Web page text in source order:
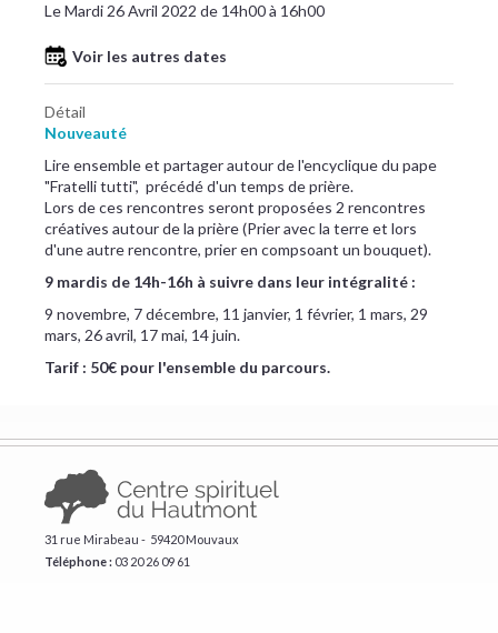
Le Mardi 26 Avril 2022 de 14h00 à 16h00
Voir les autres dates
Détail
Nouveauté
Lire ensemble et partager autour de l'encyclique du pape
"Fratelli tutti", précédé d'un temps de prière.
Lors de ces rencontres seront proposées 2 rencontres
créatives autour de la prière (Prier avec la terre et lors
d'une autre rencontre, prier en compsoant un bouquet).
9 mardis de 14h-16h à suivre dans leur intégralité :
9 novembre, 7 décembre, 11 janvier, 1 février, 1 mars, 29
mars, 26 avril, 17 mai, 14 juin.
Tarif : 50€ pour l'ensemble du parcours.
31 rue Mirabeau - 59420 Mouvaux
Téléphone : ​03 20 26 09 61